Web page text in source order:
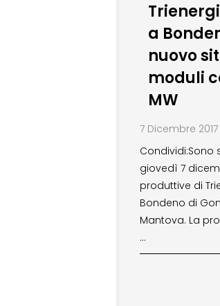
a
nuovo
moduli
MW
7 Dicembre 2017
Condividi:Sono
giovedì 7
produttive di
Bondeno di
Mantova. La
…